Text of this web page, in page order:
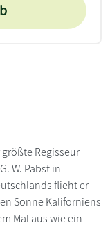
Regisseur
W. Pabst in
flieht er
Sonne Kaliforniens
Mal aus wie ein